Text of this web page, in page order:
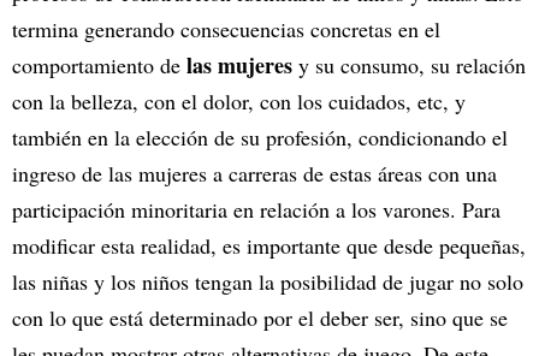
termina generando consecuencias concretas en el
comportamiento de las mujeres y su consumo, su relación
con la belleza, con el dolor, con los cuidados, etc, y
también en la elección de su profesión, condicionando el
ingreso de las mujeres a carreras de estas áreas con una
participación minoritaria en relación a los varones. Para
modificar esta realidad, es importante que desde pequeñas,
las niñas y los niños tengan la posibilidad de jugar no solo
con lo que está determinado por el deber ser, sino que se